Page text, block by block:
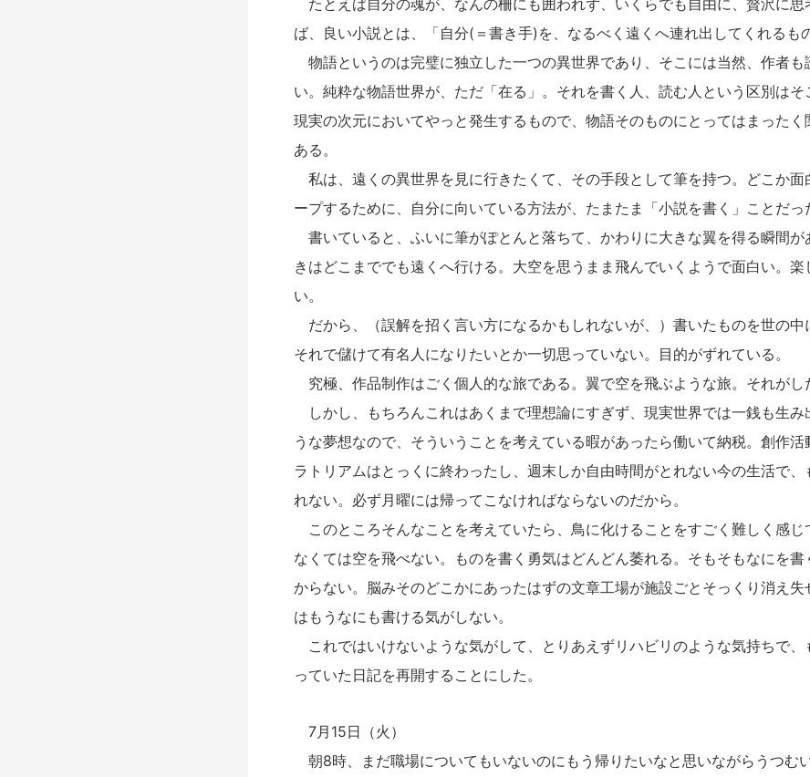
たとえば自分の魂が、なんの柵にも囲われず、いくらでも自由に、贅沢に思
ば、良い小説とは、「自分(＝書き手)を、なるべく遠くへ連れ出してくれるも
物語というのは完璧に独立した一つの異世界であり、そこには当然、作者も
い。純粋な物語世界が、ただ「在る」。それを書く人、読む人という区別はそ
現実の次元においてやっと発生するもので、物語そのものにとってはまった
ある。
私は、遠くの異世界を見に行きたくて、その手段として筆を持つ。どこか面
ープするために、自分に向いている方法が、たまたま「小説を書く」ことだっ
書いていると、ふいに筆がぽとんと落ちて、かわりに大きな翼を得る瞬間が
きはどこまででも遠くへ行ける。大空を思うまま飛んでいくようで面白い。楽
い。
だから、（誤解を招く言い方になるかもしれないが、）書いたものを世の中
それで儲けて有名人になりたいとか一切思っていない。目的がずれている。
究極、作品制作はごく個人的な旅である。翼で空を飛ぶような旅。それがし
しかし、もちろんこれはあくまで理想論にすぎず、現実世界では一銭も生み
うな夢想なので、そういうことを考えている暇があったら働いて納税。創作活
ラトリアムはとっくに終わったし、週末しか自由時間がとれない今の生活で、
れない。必ず月曜には帰ってこなければならないのだから。
このところそんなことを考えていたら、鳥に化けることをすごく難しく感じ
なくては空を飛べない。ものを書く勇気はどんどん萎れる。そもそもなにを書
からない。脳みそのどこかにあったはずの文章工場が施設ごとそっくり消え失
はもうなにも書ける気がしない。
これではいけないような気がして、とりあえずリハビリのような気持ちで、
っていた日記を再開することにした。
7月15日（火）
朝8時、まだ職場についてもいないのにもう帰りたいなと思いながらうつむ